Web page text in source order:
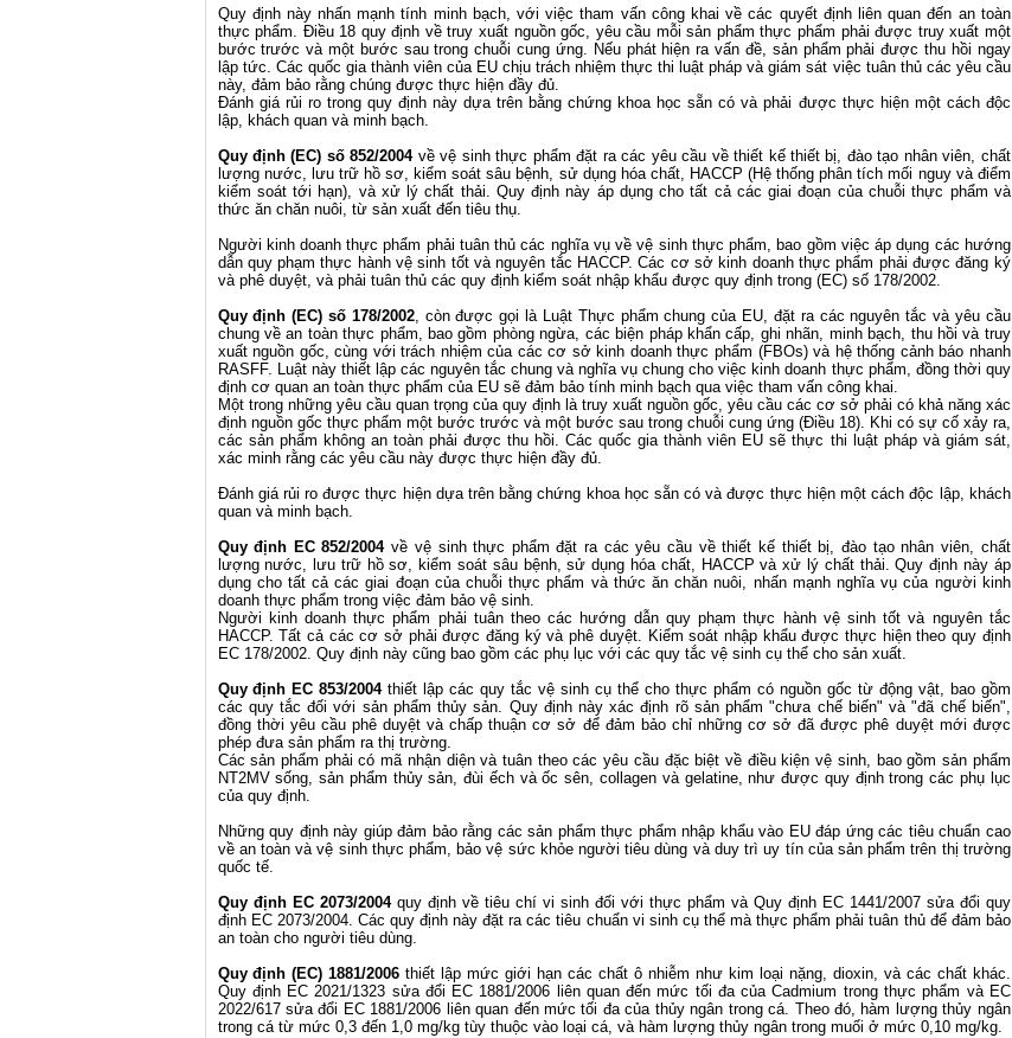
Quy định này nhấn mạnh tính minh bạch, với việc tham vấn công khai về các quyết định liên quan đến an toàn
thực phẩm. Điều 18 quy định về truy xuất nguồn gốc, yêu cầu mỗi sản phẩm thực phẩm phải được truy xuất một
bước trước và một bước sau trong chuỗi cung ứng. Nếu phát hiện ra vấn đề, sản phẩm phải được thu hồi ngay
lập tức. Các quốc gia thành viên của EU chịu trách nhiệm thực thi luật pháp và giám sát việc tuân thủ các yêu cầu
này, đảm bảo rằng chúng được thực hiện đầy đủ.
Đánh giá rủi ro trong quy định này dựa trên bằng chứng khoa học sẵn có và phải được thực hiện một cách độc
lập, khách quan và minh bạch.
Quy định (EC) số 852/2004về vệ sinh thực phẩm đặt ra các yêu cầu về thiết kế thiết bị, đào tạo nhân viên, chất
lượng nước, lưu trữ hồ sơ, kiểm soát sâu bệnh, sử dụng hóa chất, HACCP (Hệ thống phân tích mối nguy và điểm
kiểm soát tới hạn), và xử lý chất thải. Quy định này áp dụng cho tất cả các giai đoạn của chuỗi thực phẩm và
thức ăn chăn nuôi, từ sản xuất đến tiêu thụ.
Người kinh doanh thực phẩm phải tuân thủ các nghĩa vụ về vệ sinh thực phẩm, bao gồm việc áp dụng các hướng
dẫn quy phạm thực hành vệ sinh tốt và nguyên tắc HACCP. Các cơ sở kinh doanh thực phẩm phải được đăng ký
và phê duyệt, và phải tuân thủ các quy định kiểm soát nhập khẩu được quy định trong (EC) số 178/2002.
Quy định (EC) số 178/2002, còn được gọi là Luật Thực phẩm chung của EU, đặt ra các nguyên tắc và yêu cầu
chung về an toàn thực phẩm, bao gồm phòng ngừa, các biện pháp khẩn cấp, ghi nhãn, minh bạch, thu hồi và truy
xuất nguồn gốc, cùng với trách nhiệm của các cơ sở kinh doanh thực phẩm (FBOs) và hệ thống cảnh báo nhanh
RASFF. Luật này thiết lập các nguyên tắc chung và nghĩa vụ chung cho việc kinh doanh thực phẩm, đồng thời quy
định cơ quan an toàn thực phẩm của EU sẽ đảm bảo tính minh bạch qua việc tham vấn công khai.
Một trong những yêu cầu quan trọng của quy định là truy xuất nguồn gốc, yêu cầu các cơ sở phải có khả năng xác
định nguồn gốc thực phẩm một bước trước và một bước sau trong chuỗi cung ứng (Điều 18). Khi có sự cố xảy ra,
các sản phẩm không an toàn phải được thu hồi. Các quốc gia thành viên EU sẽ thực thi luật pháp và giám sát,
xác minh rằng các yêu cầu này được thực hiện đầy đủ.
Đánh giá rủi ro được thực hiện dựa trên bằng chứng khoa học sẵn có và được thực hiện một cách độc lập, khách
quan và minh bạch.
Quy định EC 852/2004về vệ sinh thực phẩm đặt ra các yêu cầu về thiết kế thiết bị, đào tạo nhân viên, chất
lượng nước, lưu trữ hồ sơ, kiểm soát sâu bệnh, sử dụng hóa chất, HACCP và xử lý chất thải. Quy định này áp
dụng cho tất cả các giai đoạn của chuỗi thực phẩm và thức ăn chăn nuôi, nhấn mạnh nghĩa vụ của người kinh
doanh thực phẩm trong việc đảm bảo vệ sinh.
Người kinh doanh thực phẩm phải tuân theo các hướng dẫn quy phạm thực hành vệ sinh tốt và nguyên tắc
HACCP. Tất cả các cơ sở phải được đăng ký và phê duyệt. Kiểm soát nhập khẩu được thực hiện theo quy định
EC 178/2002. Quy định này cũng bao gồm các phụ lục với các quy tắc vệ sinh cụ thể cho sản xuất.
Quy định EC 853/2004thiết lập các quy tắc vệ sinh cụ thể cho thực phẩm có nguồn gốc từ động vật, bao gồm
các quy tắc đối với sản phẩm thủy sản. Quy định này xác định rõ sản phẩm "chưa chế biến" và "đã chế biến",
đồng thời yêu cầu phê duyệt và chấp thuận cơ sở để đảm bảo chỉ những cơ sở đã được phê duyệt mới được
phép đưa sản phẩm ra thị trường.
Các sản phẩm phải có mã nhận diện và tuân theo các yêu cầu đặc biệt về điều kiện vệ sinh, bao gồm sản phẩm
NT2MV sống, sản phẩm thủy sản, đùi ếch và ốc sên, collagen và gelatine, như được quy định trong các phụ lục
của quy định.
Những quy định này giúp đảm bảo rằng các sản phẩm thực phẩm nhập khẩu vào EU đáp ứng các tiêu chuẩn cao
về an toàn và vệ sinh thực phẩm, bảo vệ sức khỏe người tiêu dùng và duy trì uy tín của sản phẩm trên thị trường
quốc tế.
Quy định EC 2073/2004quy định về tiêu chí vi sinh đối với thực phẩm và Quy định EC 1441/2007 sửa đổi quy
định EC 2073/2004. Các quy định này đặt ra các tiêu chuẩn vi sinh cụ thể mà thực phẩm phải tuân thủ để đảm bảo
an toàn cho người tiêu dùng.
Quy định (EC) 1881/2006thiết lập mức giới hạn các chất ô nhiễm như kim loại nặng, dioxin, và các chất khác.
Quy định EC 2021/1323 sửa đổi EC 1881/2006 liên quan đến mức tối đa của Cadmium trong thực phẩm và EC
2022/617 sửa đổi EC 1881/2006 liên quan đến mức tối đa của thủy ngân trong cá. Theo đó, hàm lượng thủy ngân
trong cá từ mức 0,3 đến 1,0 mg/kg tùy thuộc vào loại cá, và hàm lượng thủy ngân trong muối ở mức 0,10 mg/kg.